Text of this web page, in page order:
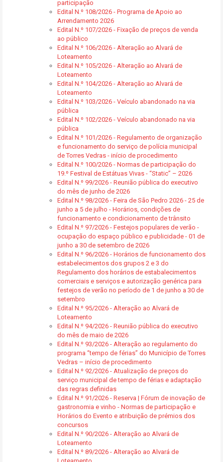
participação
Edital N.º 108/2026 - Programa de Apoio ao
Arrendamento 2026
Edital N.º 107/2026 - Fixação de preços de venda
ao público
Edital N.º 106/2026 - Alteração ao Alvará de
Loteamento
Edital N.º 105/2026 - Alteração ao Alvará de
Loteamento
Edital N.º 104/2026 - Alteração ao Alvará de
Loteamento
Edital N.º 103/2026 - Veículo abandonado na via
pública
Edital N.º 102/2026 - Veículo abandonado na via
pública
Edital N.º 101/2026 - Regulamento de organização
e funcionamento do serviço de polícia municipal
de Torres Vedras - início de procedimento
Edital N.º 100/2026 - Normas de participação do
19.º Festival de Estátuas Vivas - “Static” – 2026
Edital N.º 99/2026 - Reunião pública do executivo
do mês de junho de 2026
Edital N.º 98/2026 - Feira de São Pedro 2026 - 25 de
junho a 5 de julho - Horários, condições de
funcionamento e condicionamento de trânsito
Edital N.º 97/2026 - Festejos populares de verão -
ocupação do espaço público e publicidade - 01 de
junho a 30 de setembro de 2026
Edital N.º 96/2026 - Horários de funcionamento dos
estabelecimentos dos grupos 2 e 3 do
Regulamento dos horários de estabalecimentos
comerciais e serviços e autorização genérica para
festejos de verão no período de 1 de junho a 30 de
setembro
Edital N.º 95/2026 - Alteração ao Alvará de
Loteamento
Edital N.º 94/2026 - Reunião pública do executivo
do mês de maio de 2026
Edital N.º 93/2026 - Alteração ao regulamento do
programa “tempo de férias” do Município de Torres
Vedras – início de procedimento
Edital N.º 92/2026 - Atualização de preços do
serviço municipal de tempo de férias e adaptação
das regras definidas
Edital N.º 91/2026 - Reserva | Fórum de inovação de
gastronomia e vinho - Normas de participação e
Horários do Evento e atribuição de prémios dos
concursos
Edital N.º 90/2026 - Alteração ao Alvará de
Loteamento
Edital N.º 89/2026 - Alteração ao Alvará de